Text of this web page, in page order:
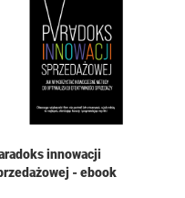
innowacji
- ebook